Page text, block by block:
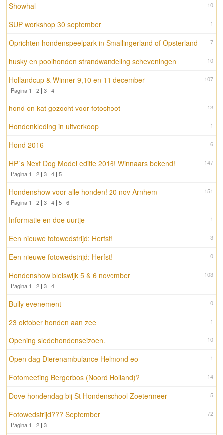
10
Showhal
1
SUP workshop 30 september
7
Oprichten hondenspeelpark in Smallingerland of Opsterland
10
husky en poolhonden strandwandeling scheveningen
107
Hollandcup & Winner 9,10 en 11 december
Pagina 1 | 2 | 3 | 4
13
hond en kat gezocht voor fotoshoot
1
Hondenkleding in uitverkoop
6
Hond 2016
147
HP`s Next Dog Model editie 2016! Winnaars bekend!
Pagina 1 | 2 | 3 | 4 | 5
151
Hondenshow voor alle honden! 20 nov Arnhem
Pagina 1 | 2 | 3 | 4 | 5 | 6
1
Informatie en doe uurtje
3
Een nieuwe fotowedstrijd: Herfst!
0
Een nieuwe fotowedstrijd: Herfst!
103
Hondenshow bleiswijk 5 & 6 november
Pagina 1 | 2 | 3 | 4
0
Bully evenement
1
23 oktober honden aan zee
10
Opening sledehondenseizoen.
1
Open dag Dierenambulance Helmond eo
14
Fotomeeting Bergerbos (Noord Holland)?
5
Dove hondendag bij St Hondenschool Zoetermeer
72
Fotowedstrijd??? September
Pagina 1 | 2 | 3